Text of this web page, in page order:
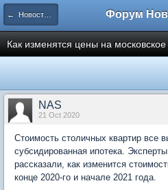
← Новости рынка недвижимости
Как изменятся цены на московское
NAS
21 Oct 2020
Стоимость столичных квартир все
субсидированная ипотека.
рассказали, как изменится
конце 2020-го и начале 2021 года.